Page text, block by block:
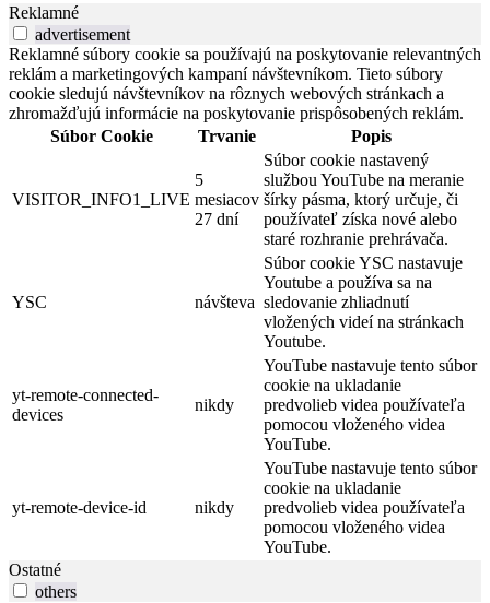
Reklamné
advertisement
Reklamné súbory cookie sa používajú na poskytovanie relevantných
reklám a marketingových kampaní návštevníkom. Tieto súbory
cookie sledujú návštevníkov na rôznych webových stránkach a
zhromažďujú informácie na poskytovanie prispôsobených reklám.
Súbor Cookie
Trvanie Popis
VISITOR_INFO1_LIVE
5
mesiacov
27 dní
Súbor cookie nastavený
službou YouTube na meranie
šírky pásma, ktorý určuje, či
používateľ získa nové alebo
staré rozhranie prehrávača.
YSC návšteva
Súbor cookie YSC nastavuje
Youtube a používa sa na
sledovanie zhliadnutí
vložených videí na stránkach
Youtube.
yt-remote-connected-
devices
nikdy
YouTube nastavuje tento súbor
cookie na ukladanie
predvolieb videa používateľa
pomocou vloženého videa
YouTube.
yt-remote-device-id nikdy
YouTube nastavuje tento súbor
cookie na ukladanie
predvolieb videa používateľa
pomocou vloženého videa
YouTube.
Ostatné
others